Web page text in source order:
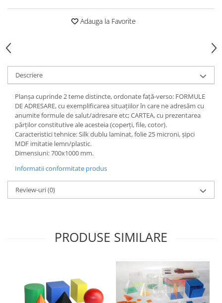
Videoproiectoare
Videoproiectoare
Laptopuri si Accesorii
Accesorii Laptopuri
All in One/PC
All in One
Periferice PC
Conectivitate si Accesorii
Monitoare
Tablete si Accesorii
Imprimante si Multifunctionale
Imprimante si Scanere 3D
Camere Videoconferinta
Boxe si Soundbar
Adauga la Favorite
Descriere
Planşa cuprinde 2 teme distincte, ordonate faţă-verso: FORMULE
DE ADRESARE, cu exemplificarea situațiilor în care ne adresăm cu
anumite formule de salut/adresare etc; CARTEA, cu prezentarea
părților constitutive ale acesteia (coperți, file, cotor).
Caracteristici tehnice: Silk dublu laminat, folie 25 microni, şipci
MDF imitatie lemn/plastic.
Dimensiuni: 700x1000 mm.
Informatii conformitate produs
Review-uri(0)
PRODUSE SIMILARE